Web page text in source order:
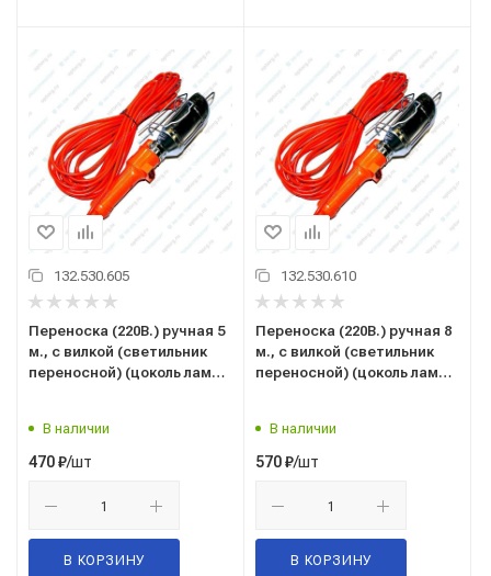
132.530.605
Переноска (220В.) ручная 5
м., с вилкой (светильник
переносной) (цоколь лампы
В наличии
470₽/шт
В КОРЗИНУ
132.530.610
Переноска (220В.) ручная 8
м., с вилкой (светильник
переносной) (цоколь лампы
В наличии
570₽/шт
В КОРЗИНУ